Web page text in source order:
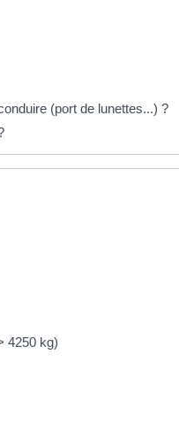
(port de lunettes...) ?
4250 kg)